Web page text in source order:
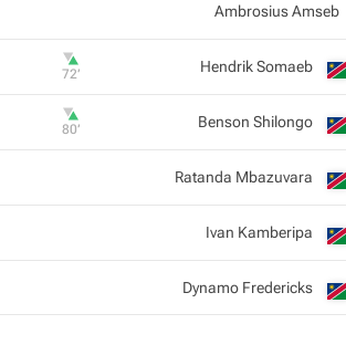
Ambrosius Amseb
Hendrik Somaeb
72‎’‎
Benson Shilongo
80‎’‎
Ratanda Mbazuvara
Ivan Kamberipa
Dynamo Fredericks